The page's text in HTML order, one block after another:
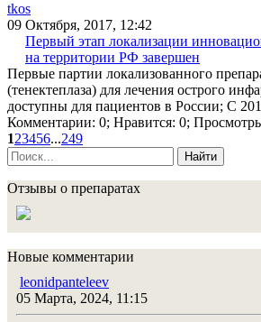
tkos
09 Октября, 2017, 12:42
Первый этап локализации
на территории РФ завершен
Первые партии локализованного
(тенектеплаза) для лечения острого
доступны для пациентов в России; С
Комментарии: 0; Нравится: 0;
123456...249
Найти
Отзывы о препаратах
Новые комментарии
leonidpanteleev
05 Марта, 2024, 11:15